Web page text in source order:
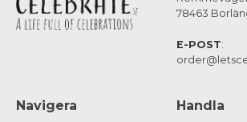
78463
E-POST:
Navigera Handla